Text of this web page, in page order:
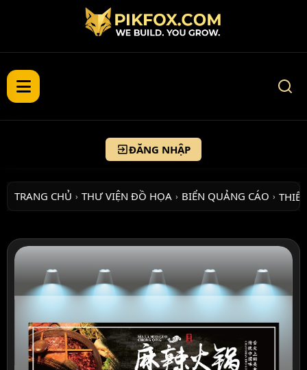
ĐĂNG NHẬP
TRANG CHỦ › THƯ VIỆN ĐỒ HỌA › BIỂN QUẢNG CÁO ›